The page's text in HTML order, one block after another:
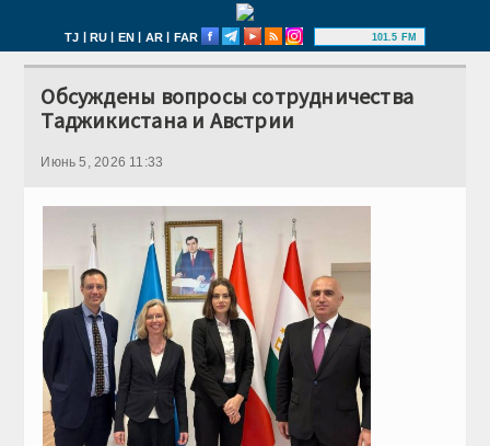
TJ | RU | EN | AR | FAR 101.5 FM
Обсуждены вопросы сотрудничества
Таджикистана и Австрии
Июнь 5, 2026 11:33